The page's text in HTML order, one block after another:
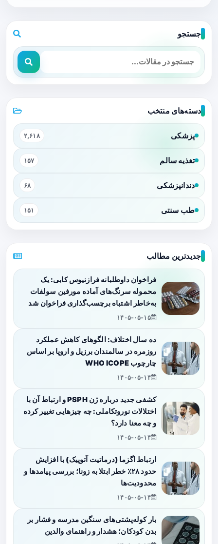
جستجو
دسته‌های منتخب
پزشکی ۲,۶۱۸
تغذیه سالم ۱۵۷
دندانپزشکی ۶۸
طب سنتی ۱۵۱
جدیدترین مطالب
فراخوان داوطلبانه فرازنیوس کابی: یک
محموله سرنگ‌های آماده مورفین سولفات
به‌خاطر اشتباه برچسب‌گذاری فراخوان شد
۱۴۰۵-۰۵-۱۵
ده سال اختلاف: الگوهای کاهش عملکرد
روزمره در سالمندان برزیل و اروپا بر اساس
چارچوب WHO ICOPE
۱۴۰۵-۰۵-۱۴
کشفی جدید درباره ژن PSPH و ارتباط آن با
اختلالات نوروتکاملی: چه چیزهایی تغییر کرده
و چه معنا دارد؟
۱۴۰۵-۰۵-۱۴
ارتباط اگزما (درماتیت آتوپیک) با افزایش
حدود ۲۸٪ خطر ابتلا به زونا؛ بررسی پیامدها و
محدودیت‌ها
۱۴۰۵-۰۵-۱۴
بار کوله‌پشتی‌های سنگین مدرسه و فشار بر
بدن کودکان؛ هشدار و راهنمای والدین